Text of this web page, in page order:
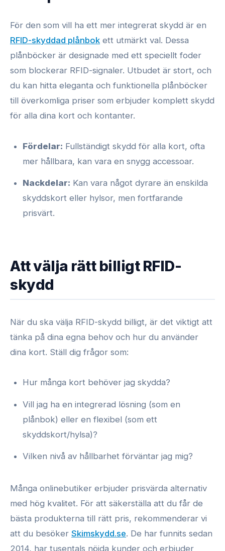
För den som vill ha ett mer integrerat skydd är en
RFID-skyddad plånbok ett utmärkt val. Dessa
plånböcker är designade med ett speciellt foder
som blockerar RFID-signaler. Utbudet är stort, och
du kan hitta eleganta och funktionella plånböcker
till överkomliga priser som erbjuder komplett skydd
för alla dina kort och kontanter.
Fördelar: Fullständigt skydd för alla kort, ofta
mer hållbara, kan vara en snygg accessoar.
Nackdelar: Kan vara något dyrare än enskilda
skyddskort eller hylsor, men fortfarande
prisvärt.
Att välja rätt billigt RFID-
skydd
När du ska välja RFID-skydd billigt, är det viktigt att
tänka på dina egna behov och hur du använder
dina kort. Ställ dig frågor som:
Hur många kort behöver jag skydda?
Vill jag ha en integrerad lösning (som en
plånbok) eller en flexibel (som ett
skyddskort/hylsa)?
Vilken nivå av hållbarhet förväntar jag mig?
Många onlinebutiker erbjuder prisvärda alternativ
med hög kvalitet. För att säkerställa att du får de
bästa produkterna till rätt pris, rekommenderar vi
att du besöker Skimskydd.se. De har funnits sedan
2014, har tusentals nöjda kunder och erbjuder